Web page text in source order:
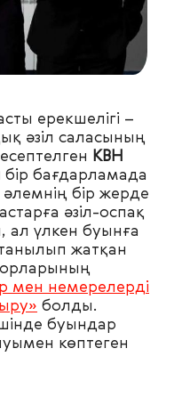
ерекшелігі –
әзіл саласының
КВН
бір бағдарламада
әлемнің бір жерде
әзіл-оспақ
ал үлкен буынға
жатқан
мен немерелерді
болды.
буындар
көптеген